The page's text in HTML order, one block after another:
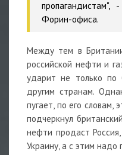
пропагандистам",
Форин-офиса.
Между тем в
российской нефти и
ударит не только по
другим странам.
пугает, по его словам,
подчеркнул
нефти продаст
Украину, а с этим надо